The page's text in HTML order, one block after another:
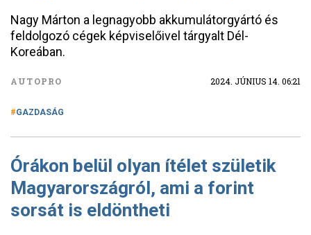
Nagy Márton a legnagyobb akkumulátorgyártó és
feldolgozó cégek képviselőivel tárgyalt Dél-
Koreában.
AUTOPRO 2024. JÚNIUS 14. 06:21
GAZDASÁG
Órákon belül olyan ítélet születik
Magyarországról, ami a forint
sorsát is eldöntheti